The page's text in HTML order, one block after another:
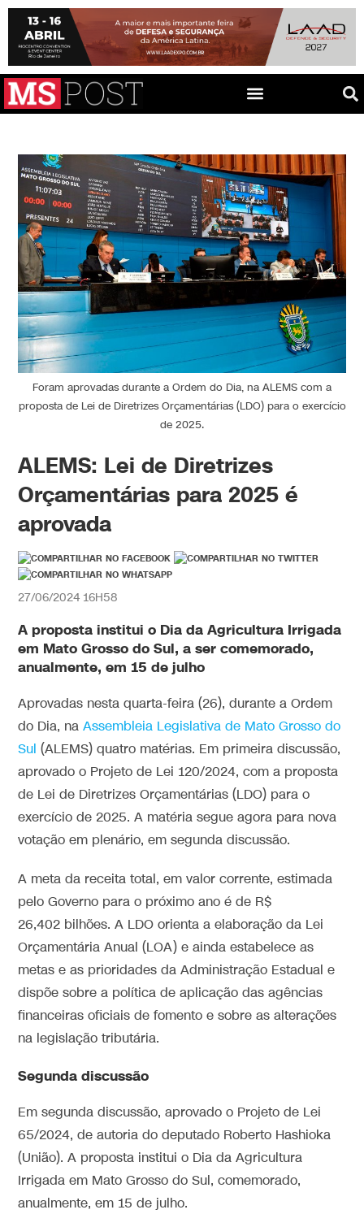
Foram aprovadas durante a Ordem do Dia, na ALEMS com a
proposta de Lei de Diretrizes Orçamentárias (LDO) para o exercício
de 2025.
ALEMS: Lei de Diretrizes
Orçamentárias para 2025 é
aprovada
27/06/2024 16H58
A proposta institui o Dia da Agricultura Irrigada
em Mato Grosso do Sul, a ser comemorado,
anualmente, em 15 de julho
Aprovadas nesta quarta-feira (26), durante a Ordem
do Dia, naAssembleia Legislativa de Mato Grosso do
Sul (ALEMS) quatro matérias. Em primeira discussão,
aprovado o Projeto de Lei 120/2024, com a proposta
de Lei de Diretrizes Orçamentárias (LDO) para o
exercício de 2025. A matéria segue agora para nova
votação em plenário, em segunda discussão.
A meta da receita total, em valor corrente, estimada
pelo Governo para o próximo ano é de R$
26,402 bilhões. A LDO orienta a elaboração da Lei
Orçamentária Anual (LOA) e ainda estabelece as
metas e as prioridades da Administração Estadual e
dispõe sobre a política de aplicação das agências
financeiras oficiais de fomento e sobre as alterações
na legislação tributária.
Segunda discussão
Em segunda discussão, aprovado o Projeto de Lei
65/2024, de autoria do deputado Roberto Hashioka
(União). A proposta institui o Dia da Agricultura
Irrigada em Mato Grosso do Sul, comemorado,
anualmente, em 15 de julho.